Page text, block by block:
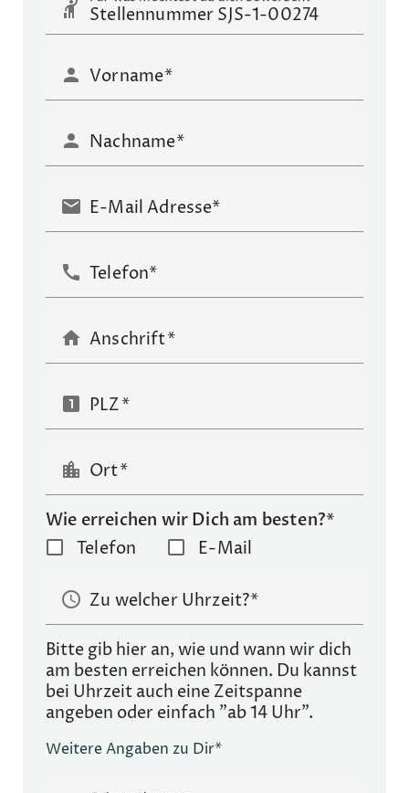
hail
person Vorname
person Nachname
mail E-Mail Adresse*
call Telefon*
home Anschrift
looks_one PLZ
location_city Ort
Wie erreichen wir Dich am besten?*
Telefon
E-Mail
schedule Zu welcher Uhrzeit?
Bitte gib hier an, wie und wann wir dich
am besten erreichen können. Du kannst
bei Uhrzeit auch eine Zeitspanne
angeben oder einfach "ab 14 Uhr".
Weitere Angaben zu Dir*